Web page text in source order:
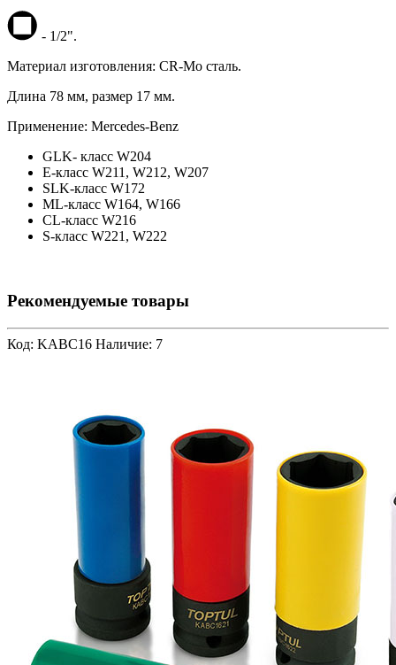
- 1/2".
Материал изготовления: CR-Mo сталь.
Длина 78 мм, размер 17 мм.
Применение: Mercedes-Benz
GLK- класс W204
E-класс W211, W212, W207
SLK-класс W172
ML-класс W164, W166
CL-класс W216
S-класс W221, W222
Рекомендуемые товары
Код: KABC16 Наличие: 7